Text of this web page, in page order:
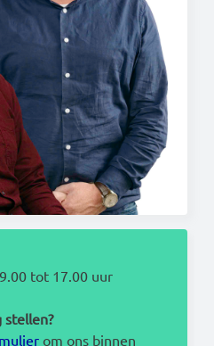
tot 17.00 uur
stellen?
om ons binnen